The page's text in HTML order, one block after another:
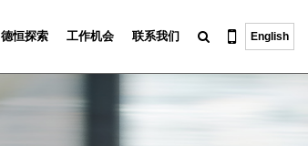
德恒探索 工作机会 联系我们 English